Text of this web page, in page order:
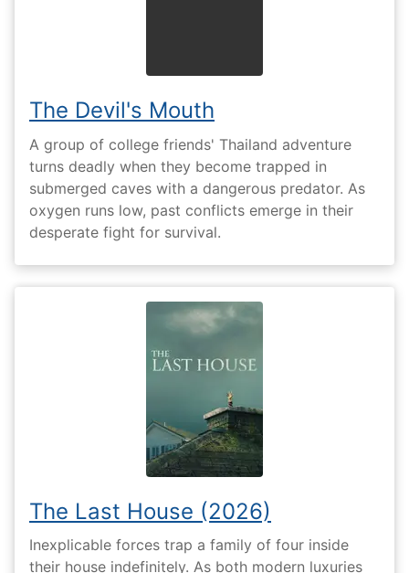
The Devil's Mouth
A group of college friends' Thailand adventure
turns deadly when they become trapped in
submerged caves with a dangerous predator. As
oxygen runs low, past conflicts emerge in their
desperate fight for survival.
The Last House (2026)
Inexplicable forces trap a family of four inside
their house indefinitely. As both modern luxuries